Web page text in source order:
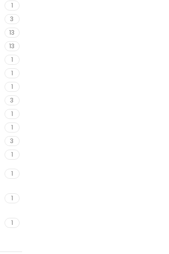
1
3
13
13
1
1
1
3
1
1
3
1
1
1
1